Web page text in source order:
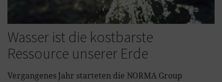
Wasser ist die kostbarste
Ressource unserer Erde
Vergangenes Jahr starteten die NORMA Group